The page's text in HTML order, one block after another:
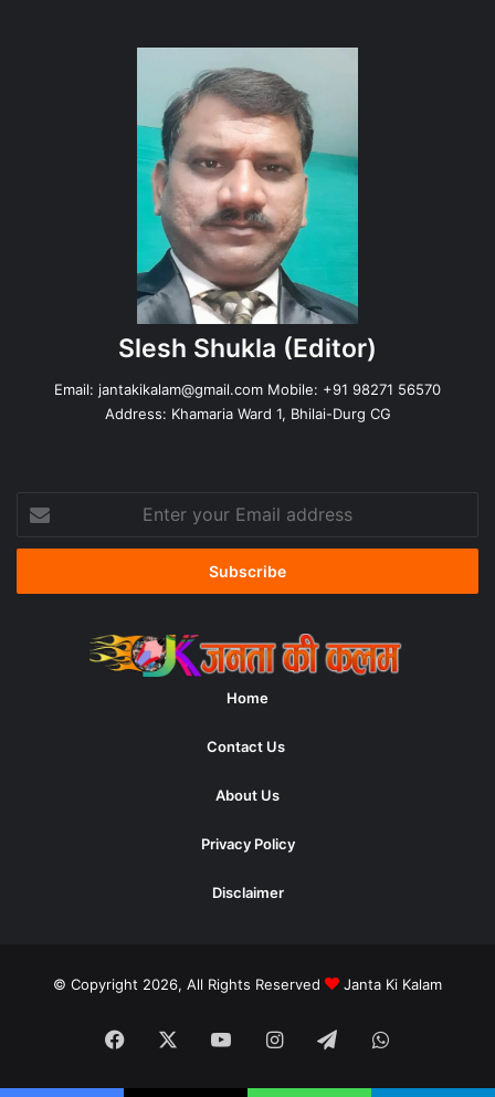
Slesh Shukla (Editor)
Email: jantakikalam@gmail.com Mobile: +91 98271 56570
Address: Khamaria Ward 1, Bhilai-Durg CG
your
Email
Home
Contact Us
About Us
Privacy Policy
Disclaimer
© Copyright 2026, All Rights Reserved Janta Ki Kalam
Facebook YouTubeInstagram
TelegramWhatsApp